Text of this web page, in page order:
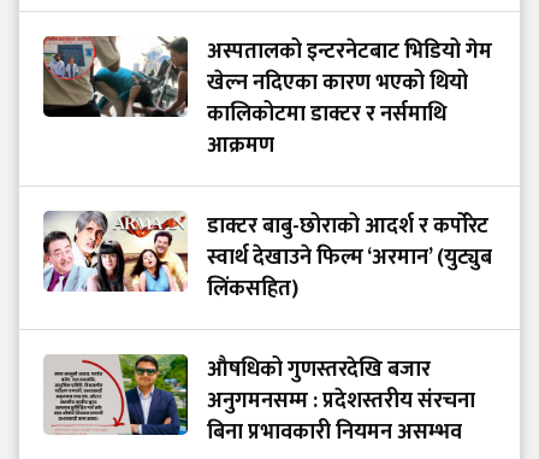
अस्पतालको इन्टरनेटबाट भिडियो गेम
खेल्न नदिएका कारण भएको थियो
कालिकोटमा डाक्टर र नर्समाथि
आक्रमण
डाक्टर बाबु-छोराको आदर्श र कर्पोरेट
स्वार्थ देखाउने फिल्म ‘अरमान’ (युट्युब
लिंकसहित)
औषधिको गुणस्तरदेखि बजार
अनुगमनसम्म : प्रदेशस्तरीय संरचना
बिना प्रभावकारी नियमन असम्भव